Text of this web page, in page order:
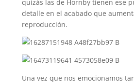
quizás las de Hornby tienen ese
detalle en el acabado que
reproducción.
Una vez que nos emocionamos